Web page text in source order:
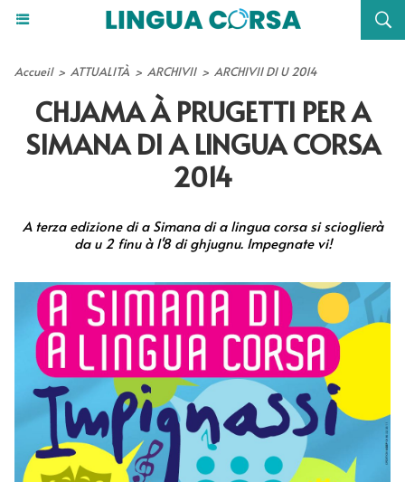
Accueil > ATTUALITÀ > ARCHIVII > ARCHIVII DI U 2014
CHJAMA À PRUGETTI PER A
SIMANA DI A LINGUA CORSA
2014
A terza edizione di a Simana di a lingua corsa si scioglierà
da u 2 finu à l'8 di ghjugnu. Impegnate vi!